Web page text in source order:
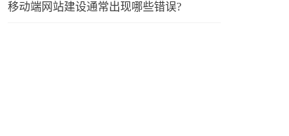
移动端网站建设通常出现哪些错误?